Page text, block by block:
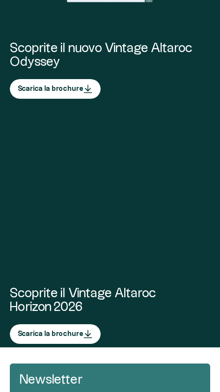
Scoprite il nuovo Vintage Altaroc
Odyssey
Scarica la brochure
Scoprite il Vintage Altaroc
Horizon 2026
Scarica la brochure
Newsletter